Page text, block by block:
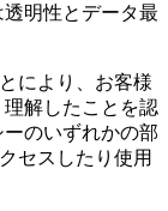
明性とデータ最
により、お客様
解したことを認
のいずれかの部
セスしたり使用